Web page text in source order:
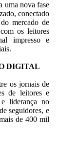
uma nova fase
conectado
mercado de
os leitores
impresso e
DIGITAL
os jornais de
de leitores e
liderança no
seguidores, e
de 400 mil